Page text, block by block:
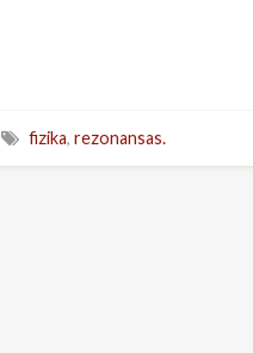
fizika, rezonansas.